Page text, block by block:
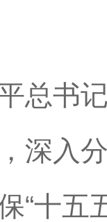
书记
深入
“十五